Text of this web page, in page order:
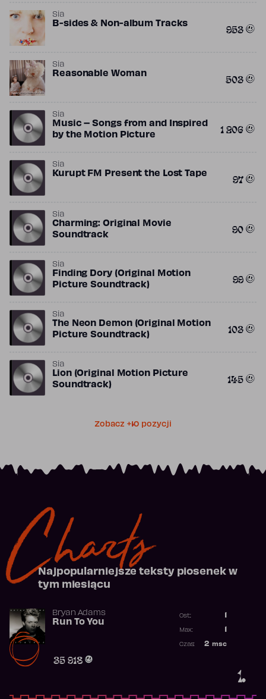
Sia
B-sides & Non-album Tracks 953
Sia
Reasonable Woman 503
Sia
Music – Songs from and Inspired
by the Motion Picture
1 206
Sia
Kurupt FM Present the Lost Tape 97
Sia
Charming: Original Movie
Soundtrack
90
Sia
Finding Dory (Original Motion
Picture Soundtrack)
99
Sia
The Neon Demon (Original Motion
Picture Soundtrack)
103
Sia
Lion (Original Motion Picture
Soundtrack)
145
Zobacz +10 pozycji
Charts
Najpopularniejsze teksty piosenek w
tym miesiącu
1.
Bryan Adams
Run To You
35 918
Ost.:
Max:
2 msc
Czas: